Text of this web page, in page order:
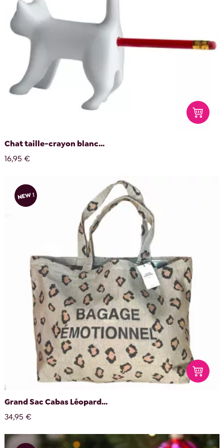
Chat taille-crayon blanc...
16,95 €
NEW !
Grand Sac Cabas Léopard...
34,95 €